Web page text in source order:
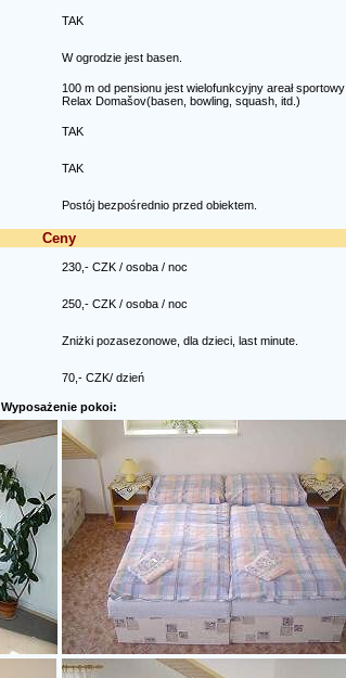
TAK
W ogrodzie jest basen.
100 m od pensionu jest wielofunkcyjny areał sportowy
Relax Domašov(basen, bowling, squash, itd.)
TAK
TAK
Postój bezpośrednio przed obiektem.
Ceny
230,- CZK / osoba / noc
250,- CZK / osoba / noc
Zniżki pozasezonowe, dla dzieci, last minute.
70,- CZK/ dzień
Wyposażenie pokoi: